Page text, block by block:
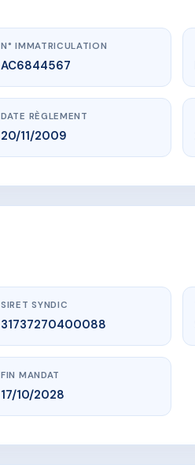
N° IMMATRICULATION
AC6844567
DATE RÈGLEMENT
20/11/2009
SIRET SYNDIC
31737270400088
FIN MANDAT
17/10/2028